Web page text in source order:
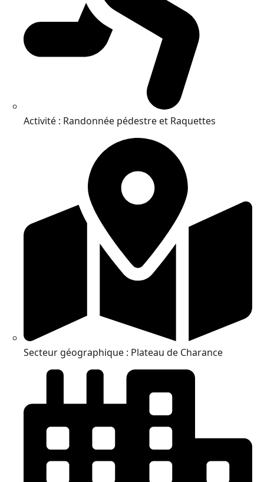
Activité : Randonnée pédestre et Raquettes
Secteur géographique : Plateau de Charance